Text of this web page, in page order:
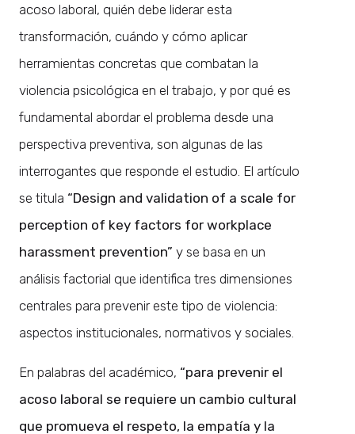
acoso laboral, quién debe liderar esta
transformación, cuándo y cómo aplicar
herramientas concretas que combatan la
violencia psicológica en el trabajo, y por qué es
fundamental abordar el problema desde una
perspectiva preventiva, son algunas de las
interrogantes que responde el estudio. El artículo
se titula “Design and validation of a scale for
perception of key factors for workplace
harassment prevention” y se basa en un
análisis factorial que identifica tres dimensiones
centrales para prevenir este tipo de violencia:
aspectos institucionales, normativos y sociales.
En palabras del académico, “para prevenir el
acoso laboral se requiere un cambio cultural
que promueva el respeto, la empatía y la